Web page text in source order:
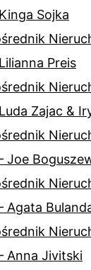
Sojka
Preis
Zajac &
Joe
Agata
Anna Jivitski